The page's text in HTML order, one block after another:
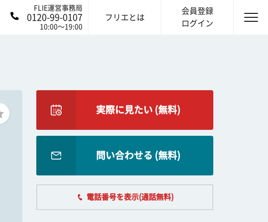
FLIE運営事務局
0120-99-0107
10:00〜19:00
フリエとは
会員登録
ログイン
実際に見たい (無料)
問い合わせる (無料)
電話番号を表示(通話無料)